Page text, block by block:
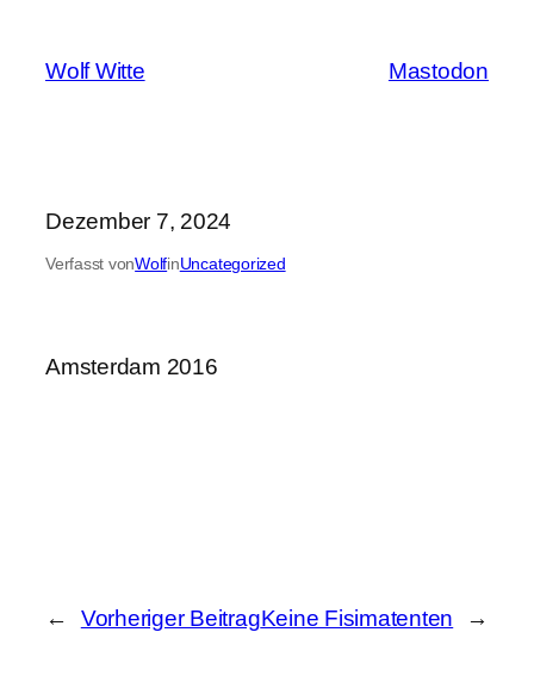
springen
Wolf Witte Mastodon
Dezember 7, 2024
Verfasst vonWolfinUncategorized
Amsterdam 2016
← Vorheriger BeitragKeine Fisimatenten →